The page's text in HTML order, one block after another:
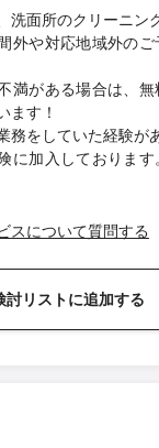
洗面所のクリーニン
外や対応地域外の
満がある場合は、無
ます！
務をしていた経験が
に加入しておりま
スについて質問する
討リストに追加する